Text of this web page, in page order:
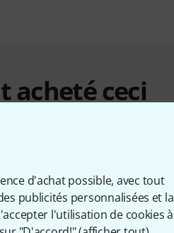
d'achat possible, avec tout
publicités personnalisées et la
l'utilisation de cookies à
acheté ceci